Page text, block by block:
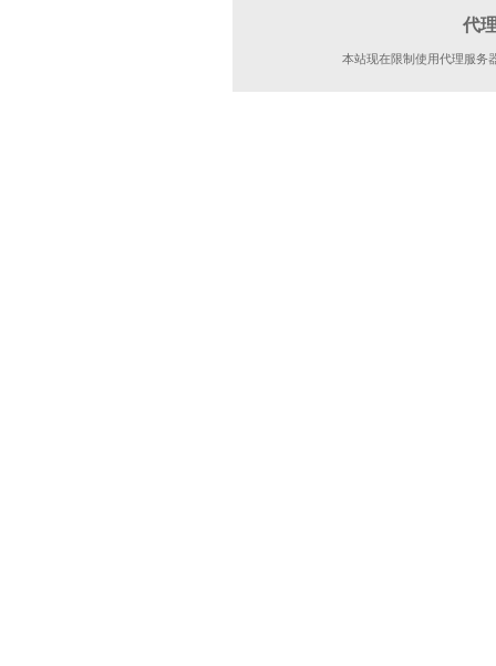
代
本站现在限制使用代理服务